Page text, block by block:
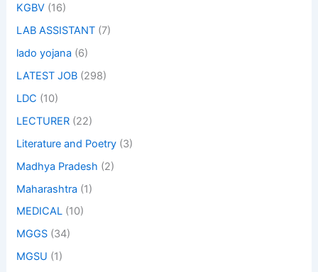
KGBV (16)
LAB ASSISTANT (7)
lado yojana (6)
LATEST JOB (298)
LDC (10)
LECTURER (22)
Literature and Poetry (3)
Madhya Pradesh (2)
Maharashtra (1)
MEDICAL (10)
MGGS (34)
MGSU (1)